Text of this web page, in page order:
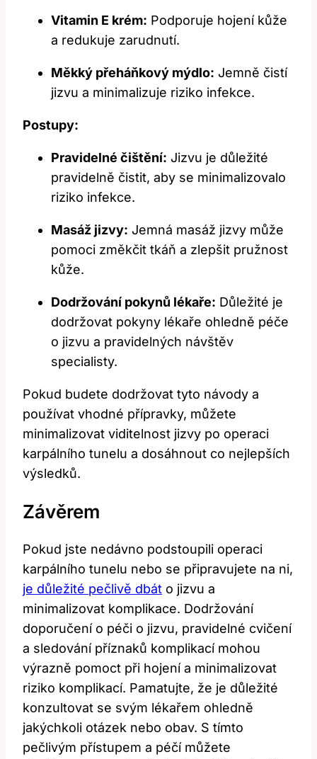
Vitamin E krém: Podporuje hojení kůže
a ⁤redukuje ‍zarudnutí.
Měkký přeháňkový mýdlo: Jemně čistí
jizvu a minimalizuje riziko infekce.
Postupy:
Pravidelné čištění: Jizvu je důležité
pravidelně čistit, aby se minimalizovalo
riziko infekce.
Masáž ⁤jizvy: Jemná ⁣masáž jizvy⁤ může
pomoci změkčit tkáň a zlepšit⁢ pružnost
kůže.
Dodržování pokynů lékaře: Důležité je
dodržovat pokyny lékaře ohledně péče
o jizvu a pravidelných návštěv
specialisty.
Pokud budete dodržovat tyto návody a
používat‌ vhodné přípravky, můžete
minimalizovat viditelnost jizvy po operaci
⁣karpálního tunelu​ a dosáhnout co nejlepších
výsledků.
Závěrem
Pokud jste nedávno podstoupili operaci
karpálního tunelu nebo se připravujete na ni,
je důležité pečlivě dbát o jizvu a
minimalizovat komplikace. Dodržování​
doporučení‌ o péči o jizvu, pravidelné cvičení
a sledování příznaků komplikací‌ mohou
výrazně pomoct při hojení a⁣ minimalizovat
riziko komplikací. Pamatujte,‌ že je důležité
konzultovat se svým lékařem ohledně
jakýchkoli otázek nebo obav. S tímto​
pečlivým přístupem a péčí můžete